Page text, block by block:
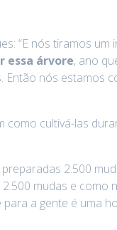
“E nós tiramos
essa árvore, ano
nós estamos
como cultivá-las
2.500
mudas e como
a gente é uma